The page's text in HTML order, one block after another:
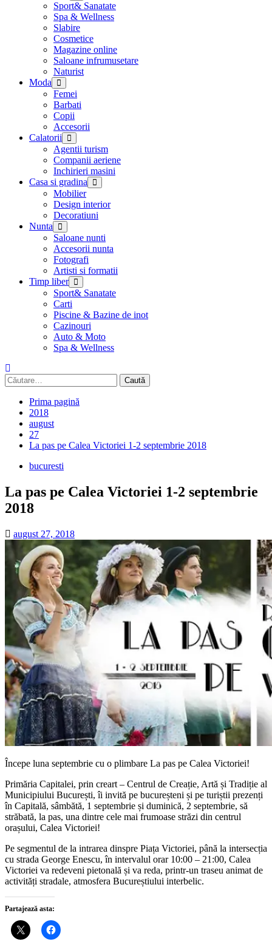
Sport& Sanatate
Spa & Wellness
Slabire
Cosmetice
Magazine online
Saloane infrumusetare
Naturist
Moda
Femei
Barbati
Copii
Accesorii
Calatorii
Agentii turism
Companii aeriene
Inchirieri masini
Casa si gradina
Mobilier
Design interior
Decoratiuni
Nunta
Saloane nunti
Accesorii nunta
Fotografi
Artisti si formatii
Timp liber
Sport& Sanatate
Carti
Piscine & Bazine de inot
Cazinouri
Auto & Moto
Spa & Wellness
Caută
după:
Prima pagină
2018
august
27
La pas pe Calea Victoriei 1-2 septembrie 2018
bucuresti
La pas pe Calea Victoriei 1-2 septembrie
2018
august 27, 2018
Începe luna septembrie cu o plimbare La pas pe Calea Victoriei!
Primăria Capitalei, prin creart – Centrul de Creație, Artă și Tradiție al
Municipiului București, îi invită pe bucureșteni și pe turiștii prezenți
în Capitală, sâmbătă, 1 septembrie și duminică, 2 septembrie, să
străbată, la pas, una dintre cele mai frumoase străzi din centrul
orașului, Calea Victoriei!
Pe segmentul de la intrarea dinspre Piața Victoriei, până la intersecția
cu strada George Enescu, în intervalul orar 10:00 – 21:00, Calea
Victoriei va redeveni pietonală și va reda, printr-un traseu animat de
activități stradale, atmosfera Bucureștiului interbelic.
Partajează asta: